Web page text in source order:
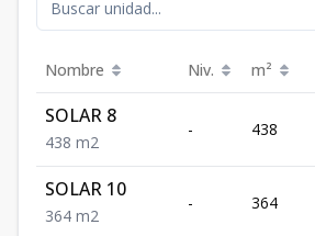
Nombre Niv. m²
SOLAR 8
438 m2
- 438
SOLAR 10
364 m2
- 364